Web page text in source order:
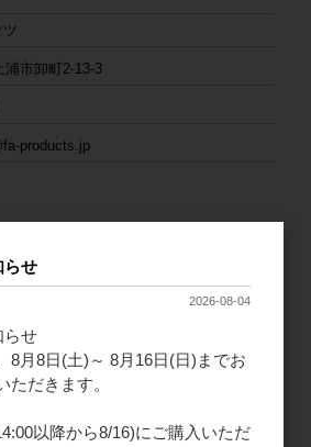
浦市卸町2-13-3
products.jp
す。大変お手数ですが、入金後にご連絡
ぞらネット銀行 法人第二営業部
らせ
2026-08-04
らせ
8月8日(土)～ 8月16日(日)までお
ただきます。
以降から8/16)にご購入いただ